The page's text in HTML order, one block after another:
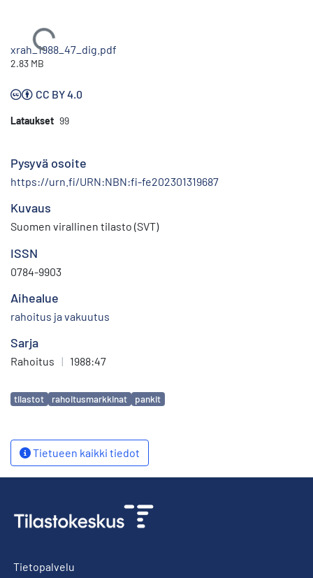
Ladataan...
xrah_1988_47_dig.pdf
2.83 MB
CC BY 4.0
Lataukset 99
Pysyvä osoite
https://urn.fi/URN:NBN:fi-fe202301319687
Kuvaus
Suomen virallinen tilasto (SVT)
ISSN
0784-9903
Aihealue
rahoitus ja vakuutus
Sarja
Rahoitus | 1988:47
Avainsanat
tilastot rahoitusmarkkinat pankit
Tietueen kaikki tiedot
Tietopalvelu